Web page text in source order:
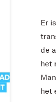
Er
de
het
het